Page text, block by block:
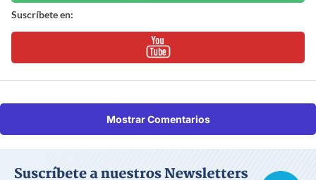
Suscríbete en:
Mostrar Comentarios